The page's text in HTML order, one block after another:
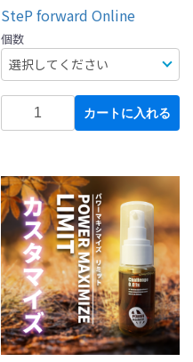
SteP forward Online
個数
カートに入れる